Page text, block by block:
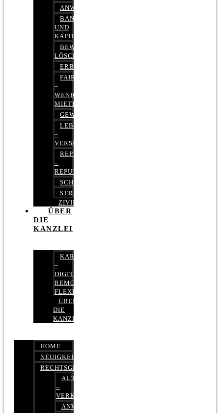
ANWALTSHAFTUNGSRECHT
BANK-
UND
KAPITALMARKTRECHT
BEWERTUNGEN
LÖSCHEN
ERBRECHT
FAIRMIETEN
–
WENIGER
MIETE
GEWERBERECHT
LEBENSVERSICHERUNG
–
VERSICHERUNGSRECHT
REPUTATIONSRECHT
–
REPUTATIONSMANAGEMENT
SCHUFARECHT
STRAFRECHT
ZIVILRECHT
ÜBER
DIE
KANZLEI
KARRIERE
–
DIGITAL,
REMOTE,
FLEXIBEL
ÜBER
DIE
KANZLEI
HOME
NEUIGKEITEN
RECHTSGEBIETE
AUTOBETRUG
–
VERKEHRSRECHT
ANWALTSHAFTUNGSRECHT